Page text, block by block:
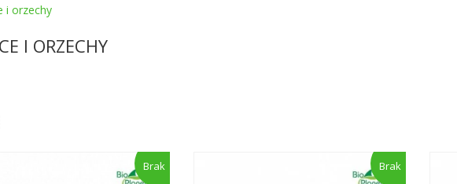
i orzechy
I ORZECHY
Brak Brak